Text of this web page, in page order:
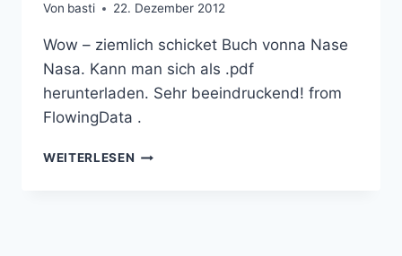
Von basti 22. Dezember 2012
Wow – ziemlich schicket Buch vonna Nase
Nasa. Kann man sich als .pdf
herunterladen. Sehr beeindruckend! from
FlowingData .
WEITERLESEN EARTH